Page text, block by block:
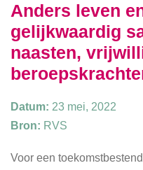
Anders leven
gelijkwaardig
naasten,
Datum: 23 mei, 2022
Bron: RVS
Voor een